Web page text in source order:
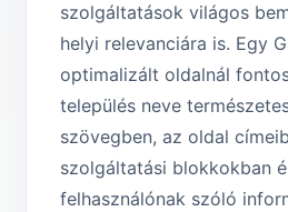
szolgáltatások világos
helyi relevanciára is. Egy
optimalizált oldalnál
település neve
szövegben, az oldal
szolgáltatási blokkokban
felhasználónak szóló